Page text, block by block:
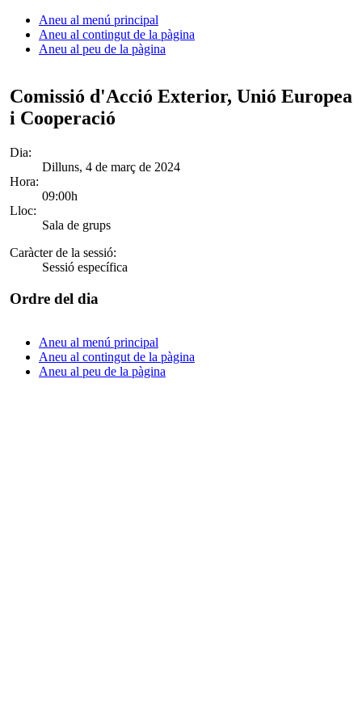
Aneu al menú principal
Aneu al contingut de la pàgina
Aneu al peu de la pàgina
Comissió d'Acció Exterior, Unió Europea
i Cooperació
Dia:
Dilluns, 4 de març de 2024
Hora:
09:00h
Lloc:
Sala de grups
Caràcter de la sessió:
Sessió específica
Ordre del dia
Aneu al menú principal
Aneu al contingut de la pàgina
Aneu al peu de la pàgina